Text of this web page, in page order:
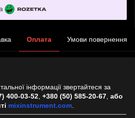
Оплата Умови повернення
інформації звертайтеся за
400-03-52 +380 (50) 585-20-67 або
mixinstrument.com.